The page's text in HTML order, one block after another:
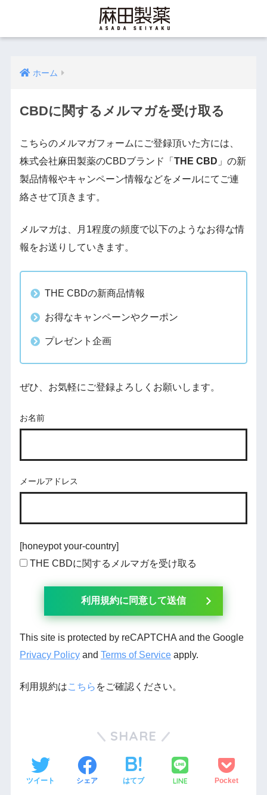
ホーム
CBDに関するメルマガを受け取る
こちらのメルマガフォームにご登録頂いた方には、
株式会社麻田製薬のCBDブランド「 THE CBD 」の新
製品情報やキャンペーン情報などをメールにてご連
絡させて頂きます。
メルマガは、月1程度の頻度で以下のようなお得な情
報をお送りしていきます。
THE CBDの新商品情報
お得なキャンペーンやクーポン
プレゼント企画
ぜひ、お気軽にご登録よろしくお願いします。
お名前
メールアドレス
[honeypot your-country]
THE CBDに関するメルマガを受け取る
This site is protected by reCAPTCHA and the Google
Privacy Policyand Terms of Serviceapply.
利用規約はこちら をご確認ください。
SHARE
ツイート シェア はてブ LINE Pocket